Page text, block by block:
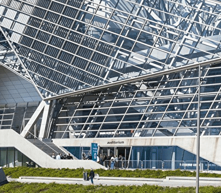
Exporter les lignes sélectionnées
Exporter toutes les colonnes
Exporter uniquement les colonnes affichées
Menu
?>
Images de la page d'accueil
Cliquez pour éditer